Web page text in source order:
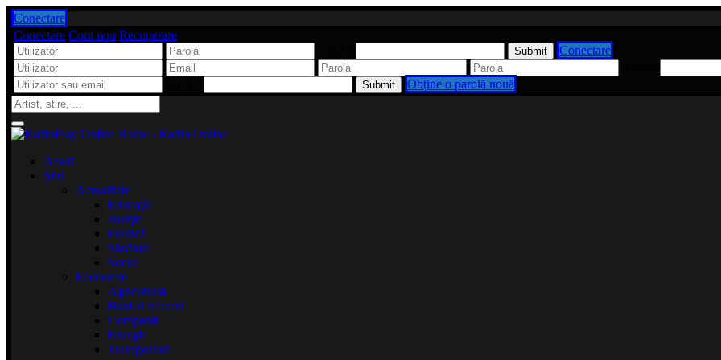
Conectare
Conectare Cont nou Recuperare
Conectare
Obține o parolă nouă
Acasă
Știri
Actualitate
Educaţie
Justiţie
Politică
Sănătate
Social
Economie
Agricultură
Bani și Afaceri
Companii
Energie
Transporturi